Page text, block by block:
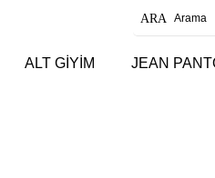
ALT GİYİM JEAN